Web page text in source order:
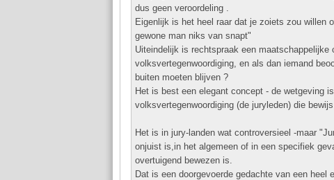
dus geen veroordeling .
Eigenlijk is het heel raar dat je zoiets zou willen
gewone man niks van snapt"
Uiteindelijk is rechtspraak een
volksvertegenwoordiging, en als dan iemand
buiten moeten blijven ?
Het is best een elegant concept - de wetgeving
volksvertegenwoordiging (de juryleden) die
Het is in jury-landen wat controversieel -maar
onjuist is,in het algemeen of in een specifiek
overtuigend bewezen is.
Dat is een doorgevoerde gedachte van een